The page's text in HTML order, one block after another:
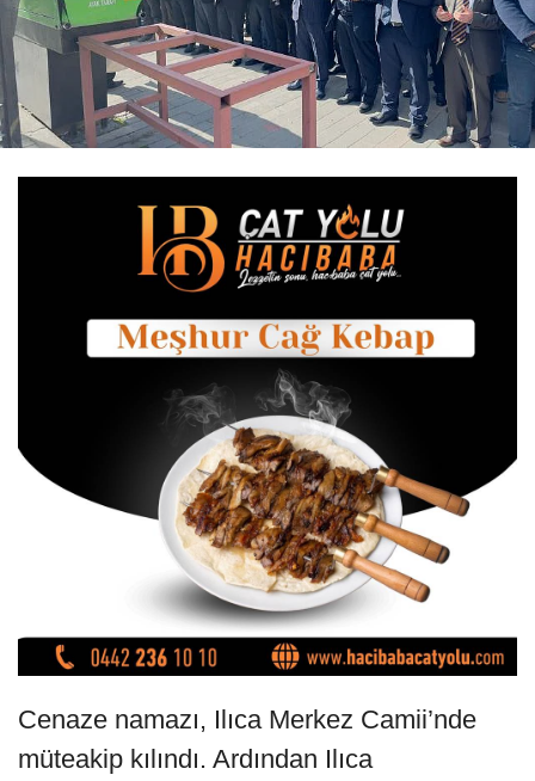
Cenaze namazı, Ilıca Merkez Camii’nde
müteakip kılındı. Ardından Ilıca